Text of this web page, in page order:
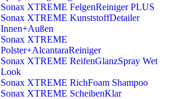
Sonax XTREME FelgenReiniger PLUS
Sonax XTREME KunststoffDetailer
Innen+Außen
Sonax XTREME
Polster+AlcantaraReiniger
Sonax XTREME ReifenGlanzSpray Wet
Look
Sonax XTREME RichFoam Shampoo
Sonax XTREME ScheibenKlar